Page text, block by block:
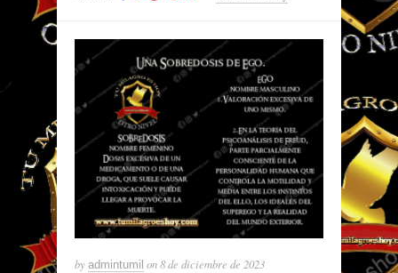
by admintumil on8 de diciembre de 2023